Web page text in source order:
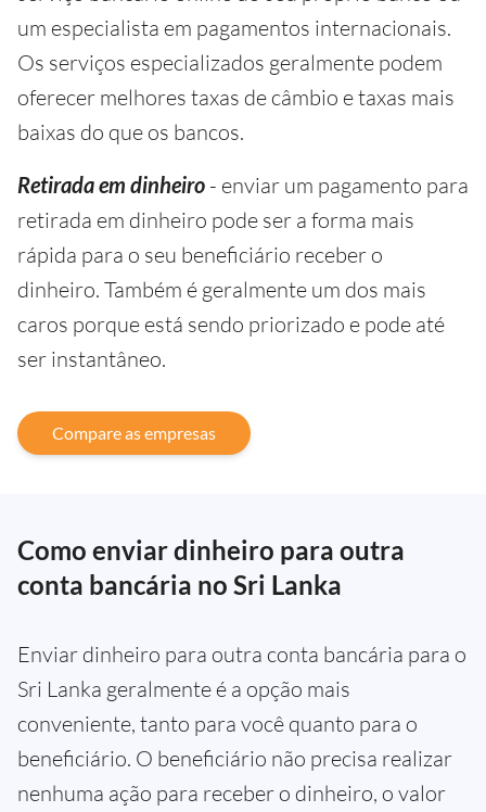
um especialista em pagamentos internacionais.
Os serviços especializados geralmente podem
oferecer melhores taxas de câmbio e taxas mais
baixas do que os bancos.
Retirada em dinheiro - enviar um pagamento para
retirada em dinheiro pode ser a forma mais
rápida para o seu beneficiário receber o
dinheiro. Também é geralmente um dos mais
caros porque está sendo priorizado e pode até
ser instantâneo.
Compare as empresas
Como enviar dinheiro para outra
conta bancária no Sri Lanka
Enviar dinheiro para outra conta bancária para o
Sri Lanka geralmente é a opção mais
conveniente, tanto para você quanto para o
beneficiário. O beneficiário não precisa realizar
nenhuma ação para receber o dinheiro, o valor